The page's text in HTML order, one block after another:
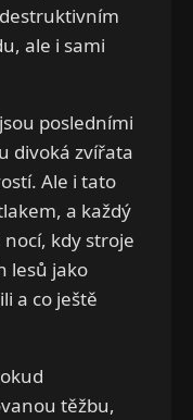
ale i sami
posledními
divoká zvířata
Ale i tato
a každý
kdy stroje
lesů jako
a co ještě
těžbu,